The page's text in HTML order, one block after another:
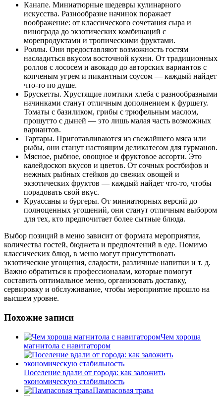
Канапе. Миниатюрные шедевры кулинарного
искусства. Разнообразие начинок поражает
воображение: от классического сочетания сыра и
винограда до экзотических комбинаций с
морепродуктами и тропическими фруктами.
Роллы. Они предоставляют возможность гостям
насладиться вкусом восточной кухни. От традиционных
роллов с лососем и авокадо до авторских вариантов с
копченым угрем и пикантным соусом — каждый найдет
что-то по душе.
Брускетты. Хрустящие ломтики хлеба с разнообразными
начинками станут отличным дополнением к фуршету.
Томаты с базиликом, грибы с трюфельным маслом,
прошутто с дыней — это лишь малая часть возможных
вариантов.
Тартары. Приготавливаются из свежайшего мяса или
рыбы, они станут настоящим деликатесом для гурманов.
Мясное, рыбное, овощное и фруктовое ассорти. Это
калейдоскоп вкусов и цветов. От сочных ростбифов и
нежных рыбных стейков до свежих овощей и
экзотических фруктов — каждый найдет что-то, чтобы
порадовать свой вкус.
Круассаны и бургеры. От миниатюрных версий до
полноценных угощений, они станут отличным выбором
для тех, кто предпочитает более сытные блюда.
Выбор позиций в меню зависит от формата мероприятия,
количества гостей, бюджета и предпочтений в еде. Помимо
классических блюд, в меню могут присутствовать
экзотические угощения, сладости, различные напитки и т. д.
Важно обратиться к профессионалам, которые помогут
составить оптимальное меню, организовать доставку,
сервировку и обслуживание, чтобы мероприятие прошло на
высшем уровне.
Похожие записи
Чем хороша
магнитола с навигатором
Поселение вдали от города: как заложить
экономическую стабильность
Пампасовая трава